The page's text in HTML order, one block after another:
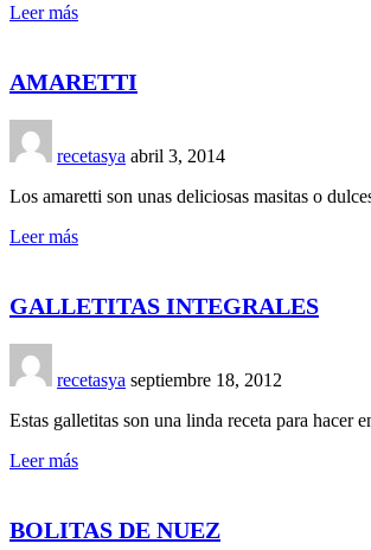
Leer más
AMARETTI
recetasya abril 3, 2014
Los amaretti son unas deliciosas masitas o
Leer más
GALLETITAS INTEGRALES
recetasya septiembre 18, 2012
Estas galletitas son una linda receta para hacer
Leer más
BOLITAS DE NUEZ